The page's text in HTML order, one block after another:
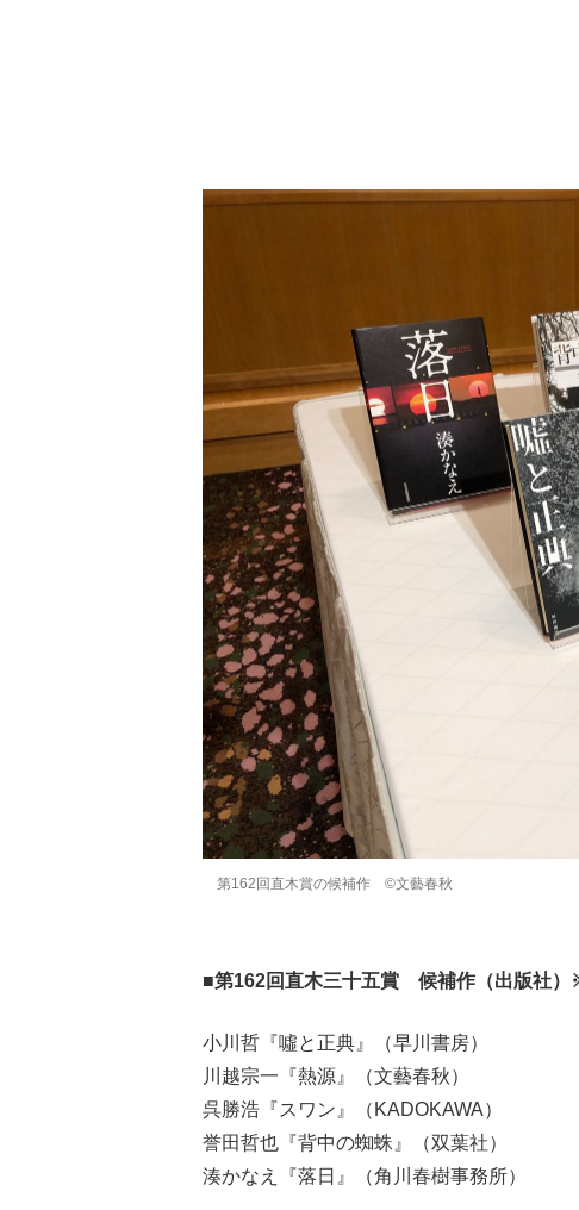
第162回直木賞の候補作 ©文藝春秋
■第162回直木三十五賞 候補作（出版社）
小川哲『噓と正典』（早川書房）
川越宗一『熱源』（文藝春秋）
呉勝浩『スワン』（KADOKAWA）
誉田哲也『背中の蜘蛛』（双葉社）
湊かなえ『落日』（角川春樹事務所）